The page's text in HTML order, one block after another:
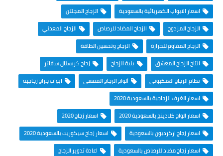
اسعار الابواب الكهربائية بالسعودية
الزجاج المجلتن
الزجاج المزدوج
الزجاج المضاد للرصاص
الزجاج المعدني
الزجاج المقاوم للحرارة
الزجاج وتحسين الطاقة
انتاج الزجاج المعشق
بنية الزجاج
زجاج كريستال سافايَر
نظام الزجاج العنكبوتي
ألواح الزجاج المقسى
ابواب جراج زجاجية
اسعار الغرف الزجاجية بالسعودية 2020
اسعار الواح كلادينج بالسعودية 2020
اسعار زجاج 2020
اسعار زجاج اركرديون بالسعودية
اسعار زجاج سيكوريت بالسعودية 2020
اسعار زجاج مضاد للرصاص بالسعودية
اعادة تدوير الزجاج